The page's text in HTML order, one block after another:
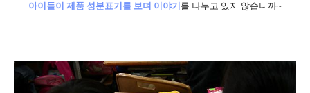
아이들이 제품 성분표기를 보며 이야기 를 나누고 있지 않습니까~